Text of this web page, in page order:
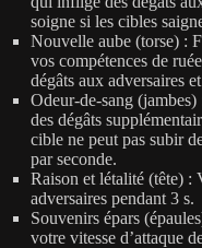
soigne si les cibles
Nouvelle aube (torse) :
vos compétences de
dégâts aux adversaires
Odeur-de-sang
des dégâts
cible ne peut pas subir
par seconde.
Raison et létalité (tête) :
adversaires pendant 3 s.
Souvenirs épars
votre vitesse d’attaque